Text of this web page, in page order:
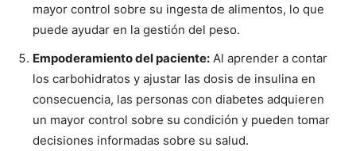
mayor control sobre su ingesta de alimentos, lo que
puede ayudar en la gestión del peso.
Empoderamiento del paciente: Al aprender a contar
los carbohidratos y ajustar las dosis de insulina en
consecuencia, las personas con diabetes adquieren
un mayor control sobre su condición y pueden tomar
decisiones informadas sobre su salud.